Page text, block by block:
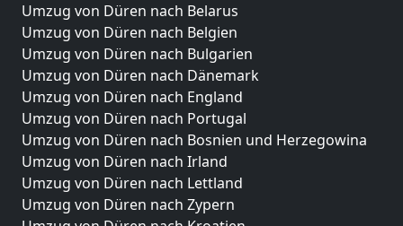
Umzug von Düren nach Belarus
Umzug von Düren nach Belgien
Umzug von Düren nach Bulgarien
Umzug von Düren nach Dänemark
Umzug von Düren nach England
Umzug von Düren nach Portugal
Umzug von Düren nach Bosnien und Herzegowina
Umzug von Düren nach Irland
Umzug von Düren nach Lettland
Umzug von Düren nach Zypern